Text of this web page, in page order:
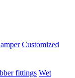
Customized
fittings Wet